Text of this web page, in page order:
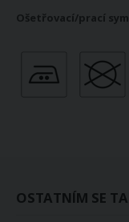
OSTATNÍM SE